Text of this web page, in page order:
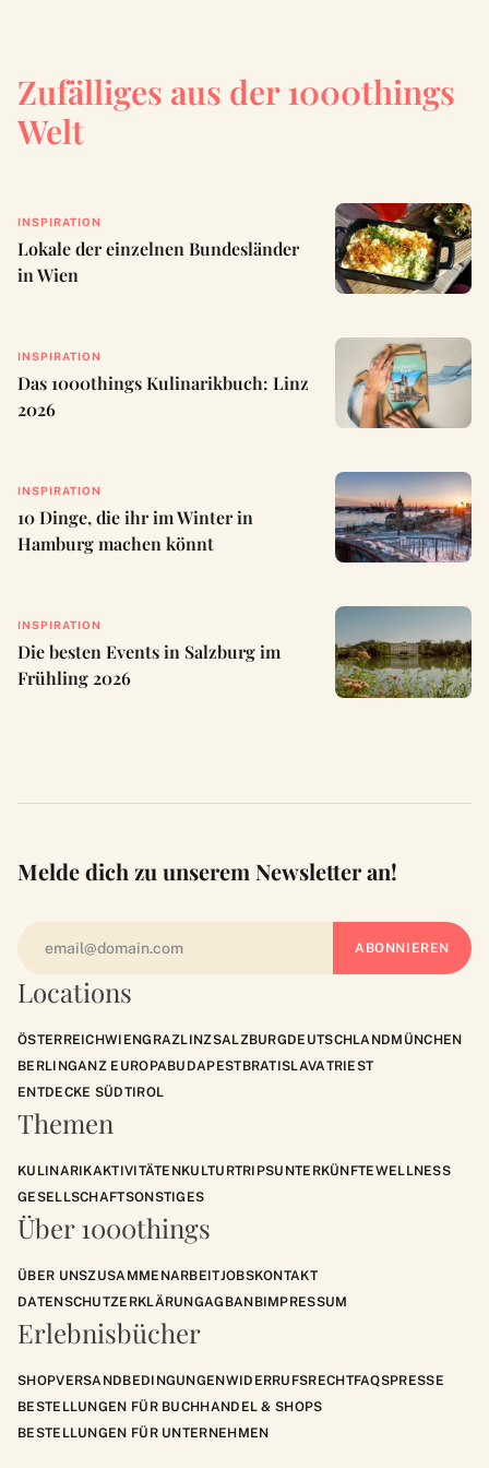
Zufälliges aus der 1000things
Welt
INSPIRATION
Lokale der einzelnen Bundesländer
in Wien
INSPIRATION
Das 1000things Kulinarikbuch: Linz
2026
INSPIRATION
10 Dinge, die ihr im Winter in
Hamburg machen könnt
INSPIRATION
Die besten Events in Salzburg im
Frühling 2026
Locations
ÖSTERREICHWIENGRAZLINZSALZBURGDEUTSCHLANDMÜNCHEN
BERLINGANZ EUROPABUDAPESTBRATISLAVATRIEST
ENTDECKE SÜDTIROL
Themen
KULINARIKAKTIVITÄTENKULTURTRIPSUNTERKÜNFTEWELLNESS
GESELLSCHAFTSONSTIGES
Über 1000things
ÜBER UNSZUSAMMENARBEITJOBSKONTAKT
DATENSCHUTZERKLÄRUNGAGBANBIMPRESSUM
Erlebnisbücher
SHOPVERSANDBEDINGUNGENWIDERRUFSRECHTFAQSPRESSE
BESTELLUNGEN FÜR BUCHHANDEL & SHOPS
BESTELLUNGEN FÜR UNTERNEHMEN
Melde dich zu unserem Newsletter an!